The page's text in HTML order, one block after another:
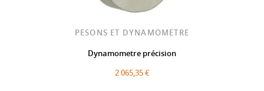
PESONS ET DYNAMOMETRE
Dynamometre précision
2 065,35 €